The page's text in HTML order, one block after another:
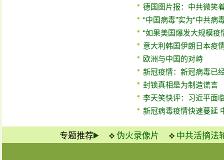
德国图片报：中共微笑
“中国病毒”实为“中共病
“如果美国爆发大规模疫
意大利韩国伊朗日本疫
欧洲与中国的对峙
新冠疫情：新冠病毒已
封锁真相是为制造谎言
李天笑快评：习近平面
新冠病毒疫情快速蔓延
专题推荐 伪火录像片 中共活摘法